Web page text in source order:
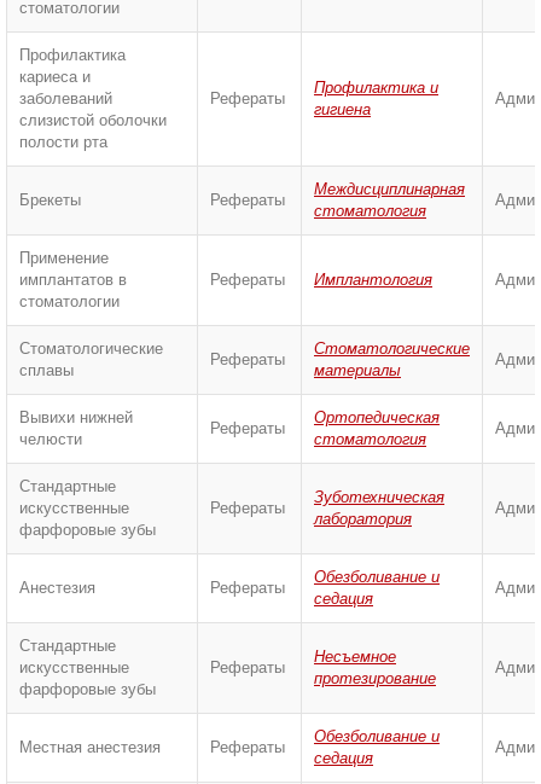
стоматологии
Профилактика
кариеса и
заболеваний
слизистой оболочки
полости рта
Рефераты
Профилактика и
гигиена
Брекеты Рефераты
Междисциплинарная
стоматология
Применение
имплантатов в
стоматологии
Рефераты Имплантология
Стоматологические
сплавы
Рефераты
Стоматологические
материалы
Вывихи нижней
челюсти
Рефераты
Ортопедическая
стоматология
Стандартные
искусственные
фарфоровые зубы
Рефераты
Зуботехническая
лаборатория
Анестезия Рефераты
Обезболивание и
седация
Стандартные
искусственные
фарфоровые зубы
Рефераты
Несъемное
протезирование
Местная анестезия Рефераты
Обезболивание и
седация